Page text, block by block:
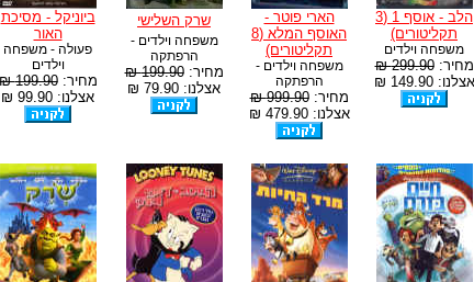
הלב - אוסף 1 (3
תקליטורים)
משפחה וילדים
מחיר:299.90 ₪
אצלנו: 149.90 ₪
הארי פוטר -
האוסף המלא (8
תקליטורים)
משפחה וילדים -
הרפתקה
מחיר:999.90 ₪
אצלנו: 479.90 ₪
שרק השלישי
משפחה וילדים -
הרפתקה
מחיר:199.90 ₪
אצלנו: 79.90 ₪
ביוניקל - מסיכת
האור
פעולה - משפחה
וילדים
מחיר:199.90 ₪
אצלנו: 99.90 ₪